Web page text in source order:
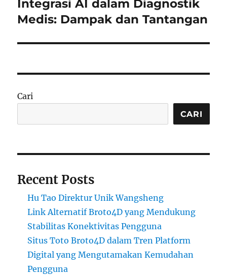
Next
post:
Integrasi AI dalam Diagnostik
Medis: Dampak dan Tantangan
Cari
CARI
Recent Posts
Hu Tao Direktur Unik Wangsheng
Link Alternatif Broto4D yang Mendukung
Stabilitas Konektivitas Pengguna
Situs Toto Broto4D dalam Tren Platform
Digital yang Mengutamakan Kemudahan
Pengguna